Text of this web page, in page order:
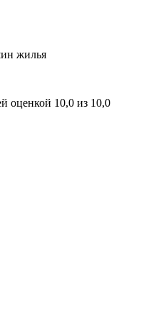
жилья
оценкой 10,0 из 10,0